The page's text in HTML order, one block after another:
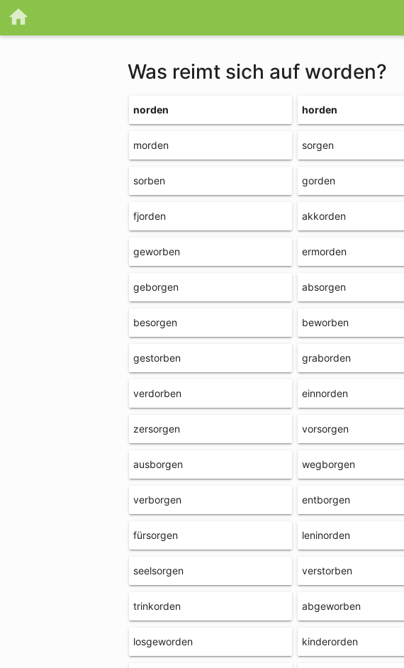
Was reimt sich auf worden?
norden horden
morden sorgen
sorben gorden
fjorden akkorden
geworben ermorden
geborgen absorgen
besorgen beworben
gestorben graborden
verdorben einnorden
zersorgen vorsorgen
ausborgen wegborgen
verborgen entborgen
fürsorgen leninorden
seelsorgen verstorben
trinkorden abgeworben
losgeworden kinderorden